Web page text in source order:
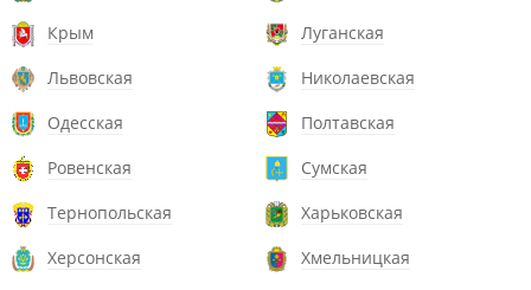
Крым
Луганская
Львовская
Николаевская
Одесская
Полтавская
Ровенская
Сумская
Тернопольская
Харьковская
Херсонская
Хмельницкая